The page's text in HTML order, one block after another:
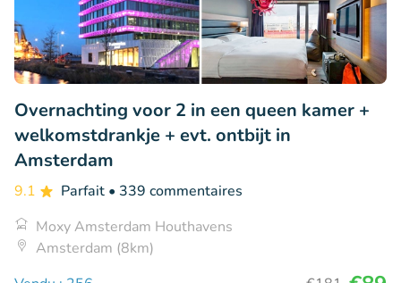
Overnachting voor 2 in een queen kamer +
welkomstdrankje + evt. ontbijt in
Amsterdam
9.1 Parfait • 339 commentaires
Moxy Amsterdam Houthavens
Amsterdam (8km)